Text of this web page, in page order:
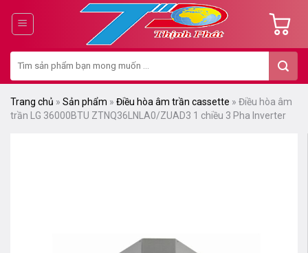
dung
kiếm:
Trang chủ » Sản phẩm » Điều hòa âm trần cassette » Điều hòa âm
trần LG 36000BTU ZTNQ36LNLA0/ZUAD3 1 chiều 3 Pha Inverter